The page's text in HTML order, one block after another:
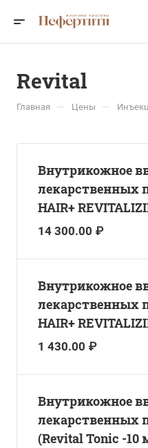
Revital
Главная — Цены —
Внутрикожное
лекарственных
HAIR+
14 300.00 ₽
Внутрикожное
лекарственных
HAIR+
1 430.00 ₽
Внутрикожное
лекарственных
(Revital Tonic -10